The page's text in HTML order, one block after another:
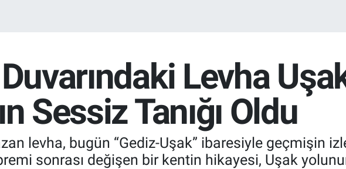
Levha
Sessiz Tanığı Oldu
levha, bugün “Gediz-Uşak” ibaresiyle geçmişin
sonrası değişen bir kentin hikayesi, Uşak